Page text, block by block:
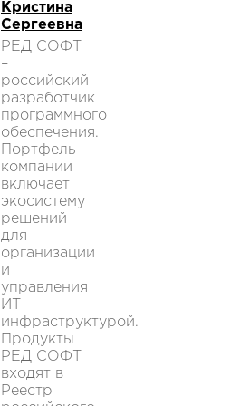
Кристина
Сергеевна
РЕД СОФТ
–
российский
разработчик
программного
обеспечения.
Портфель
компании
включает
экосистему
решений
для
организации
и
управления
ИТ-
инфраструктурой.
Продукты
РЕД СОФТ
входят в
Реестр